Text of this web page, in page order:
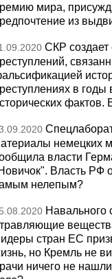
мира,
из
СКР создает
в
немецких
власти
Власть РФ
нелепым?
Навального
стран ЕС
но Кремль не
ничего не